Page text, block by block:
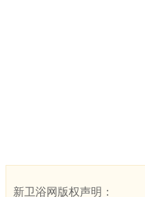
新卫浴网版权声明：